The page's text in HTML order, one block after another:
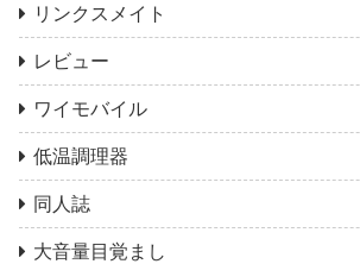
リンクスメイト
レビュー
ワイモバイル
低温調理器
同人誌
大音量目覚まし